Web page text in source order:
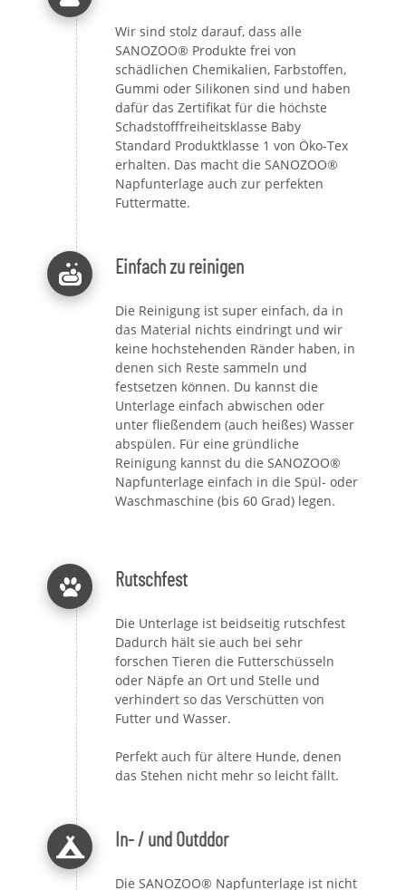
Wir sind stolz darauf, dass alle
SANOZOO® Produkte frei von
schädlichen Chemikalien, Farbstoffen,
Gummi oder Silikonen sind und haben
dafür das Zertifikat für die höchste
Schadstofffreiheitsklasse Baby
Standard Produktklasse 1 von Öko-Tex
erhalten. Das macht die SANOZOO®
Napfunterlage auch zur perfekten
Futtermatte.
Einfach zu reinigen
Die Reinigung ist super einfach, da in
das Material nichts eindringt und wir
keine hochstehenden Ränder haben, in
denen sich Reste sammeln und
festsetzen können. Du kannst die
Unterlage einfach abwischen oder
unter fließendem (auch heißes) Wasser
abspülen. Für eine gründliche
Reinigung kannst du die SANOZOO®
Napfunterlage einfach in die Spül- oder
Waschmaschine (bis 60 Grad) legen.
Rutschfest
Die Unterlage ist beidseitig rutschfest
Dadurch hält sie auch bei sehr
forschen Tieren die Futterschüsseln
oder Näpfe an Ort und Stelle und
verhindert so das Verschütten von
Futter und Wasser.
Perfekt auch für ältere Hunde, denen
das Stehen nicht mehr so leicht fällt.
In- / und Outddor
Die SANOZOO® Napfunterlage ist nicht